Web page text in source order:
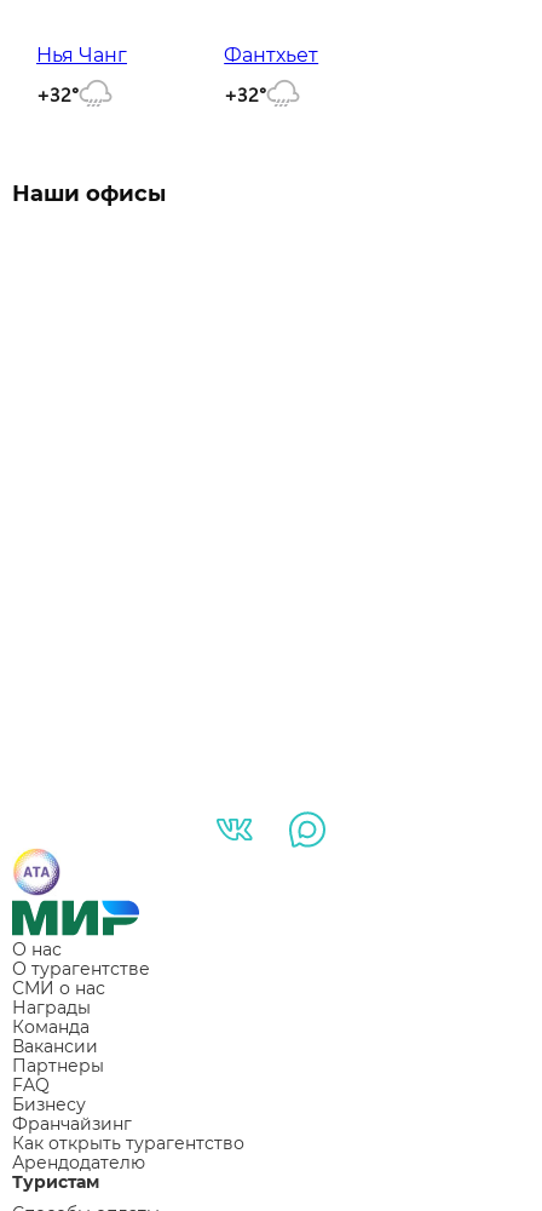
Нья Чанг
+32°
Фантхьет
+32°
Наши офисы
О нас
О турагентстве
СМИ о нас
Награды
Команда
Вакансии
Партнеры
FAQ
Бизнесу
Франчайзинг
Как открыть турагентство
Арендодателю
Туристам